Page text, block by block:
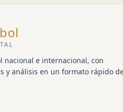
nacional e internacional, con
y análisis en un formato rápido